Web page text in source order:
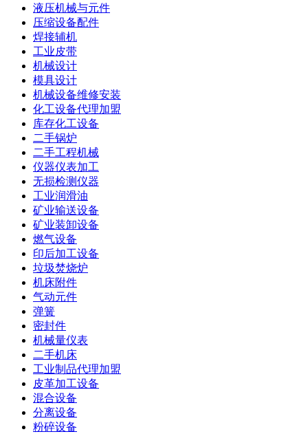
液压机械与元件
压缩设备配件
焊接辅机
工业皮带
机械设计
模具设计
机械设备维修安装
化工设备代理加盟
库存化工设备
二手锅炉
二手工程机械
仪器仪表加工
无损检测仪器
工业润滑油
矿业输送设备
矿业装卸设备
燃气设备
印后加工设备
垃圾焚烧炉
机床附件
气动元件
弹簧
密封件
机械量仪表
二手机床
工业制品代理加盟
皮革加工设备
混合设备
分离设备
粉碎设备